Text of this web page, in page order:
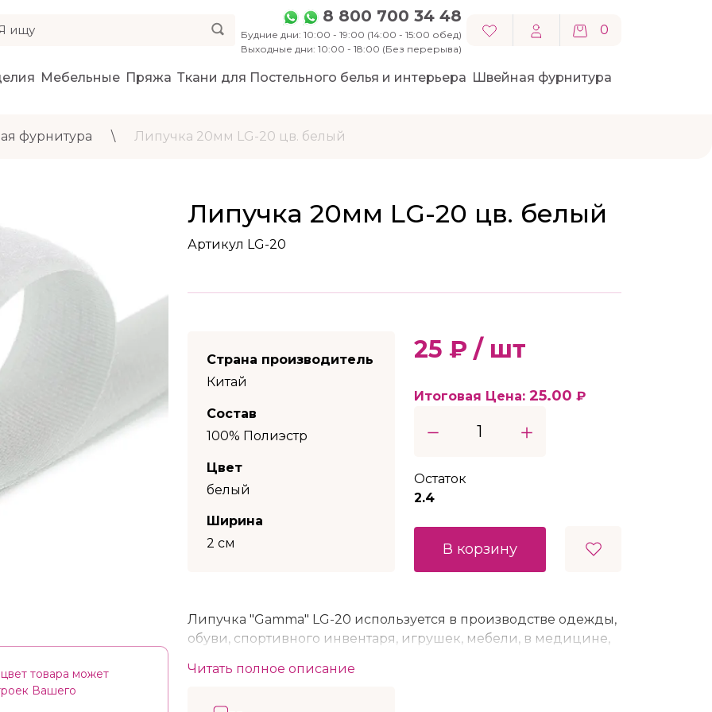
8 800 700 34 48
Будние дни: 10:00 - 19:00 (14:00 - 15:00 обед)
Выходные дни: 10:00 - 18:00 (Без перерыва)
0
Мебельные Пряжа Ткани для Постельного белья и интерьера Швейная фурнитура
фурнитура \ Липучка 20мм LG-20 цв. белый
товара может
Вашего
Липучка 20мм LG-20 цв. белый
Артикул LG-20
Страна производитель
Китай
Состав
100% Полиэстр
Цвет
белый
Ширина
2 см
25 ₽ / шт
Итоговая Цена: 25.00 ₽
Остаток
2.4
В корзину
Липучка "Gamma" LG-20 используется в производстве одежды,
обуви, спортивного инвентаря, игрушек, мебели, в медицине,
Область применения контактной ленты практически не
Читать полное описание